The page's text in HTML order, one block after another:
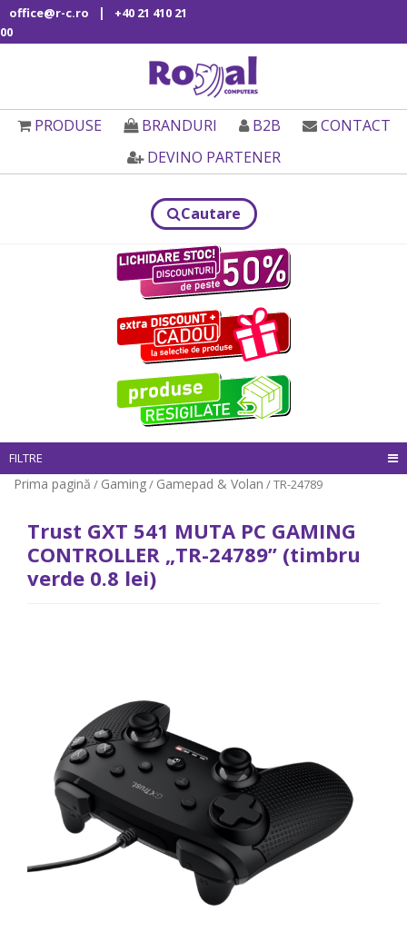
office@r-c.ro |
+40 21 410 21
00
PRODUSE BRANDURI B2B
CONTACT
DEVINO PARTENER
Cautare
FILTRE
Prima pagină / Gaming/ Gamepad & Volan / TR-24789
Trust GXT 541 MUTA PC GAMING
CONTROLLER „TR-24789” (timbru
verde 0.8 lei)